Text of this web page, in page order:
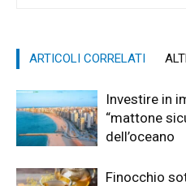
ARTICOLI CORRELATI
Investire in
“mattone
dell’oceano
Finocchio